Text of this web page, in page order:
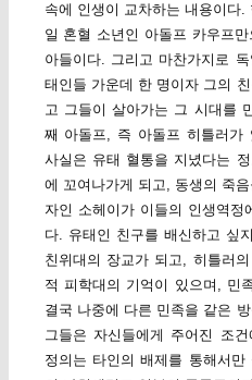
속에 인생이 교차하는 내용이다
일 혼혈 소년인 아돌프 카우프
아들이다. 그리고 마찬가지로
태인들 가운데 한 명이자 그의
고 그들이 살아가는 그 시대를
째 아돌프, 즉 아돌프 히틀러가
사실은 유태 혈통을 지녔다는
에 꼬여나가게 되고, 동생의 죽
자인 소헤이가 이들의 인생역
다. 유태인 친구를 배신하고 싶
친위대의 장교가 되고, 히틀러
적 피학대의 기억이 있으며, 민
결국 나중에 다른 민족을 같은
그들은 자신들에게 주어진 조
정의는 타인의 배제를 통해서